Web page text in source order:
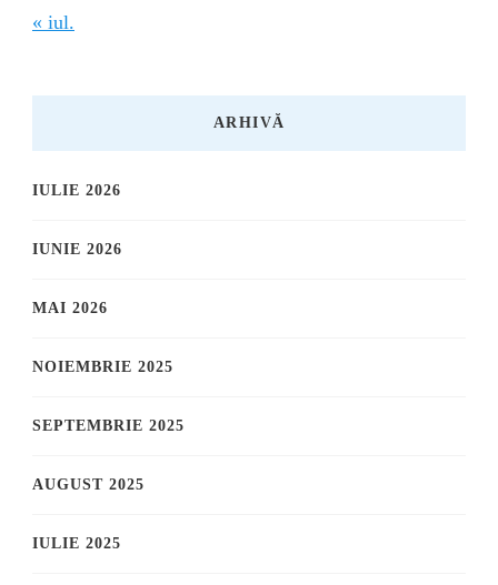
« iul.
ARHIVĂ
IULIE 2026
IUNIE 2026
MAI 2026
NOIEMBRIE 2025
SEPTEMBRIE 2025
AUGUST 2025
IULIE 2025